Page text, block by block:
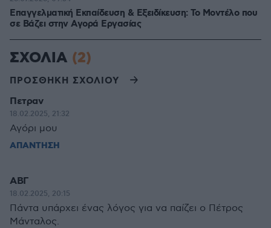
Επαγγελματική Εκπαίδευση & Εξειδίκευση: Το Mοντέλο που
σε Bάζει στην Aγορά Eργασίας
ΣΧΟΛΙΑ (2)
ΠΡΟΣΘΗΚΗ ΣΧΟΛΙΟΥ
Πετραν
18.02.2025, 21:32
Αγόρι μου
ΑΠΑΝΤΗΣΗ
ΑΒΓ
18.02.2025, 20:15
Πάντα υπάρχει ένας λόγος για να παίζει ο Πέτρος
Μάνταλος.